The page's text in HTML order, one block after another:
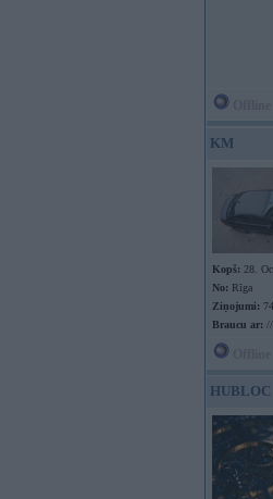
KM
Kopš: 28.
No: Rīga
Ziņojumi:
Braucu ar:
HUBLOC